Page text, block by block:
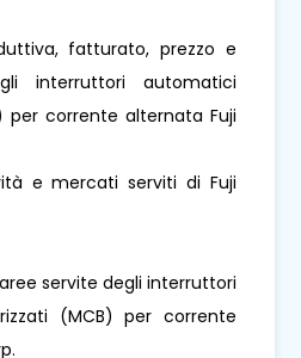
fatturato, prezzo e
interruttori automatici
per corrente alternata Fuji
e mercati serviti di Fuji
servite degli interruttori
(MCB) per corrente